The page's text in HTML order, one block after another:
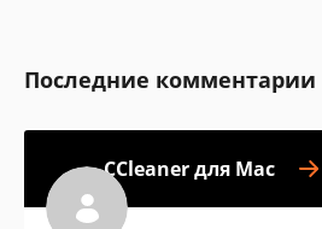
Последние комментарии
CCleaner для Mac